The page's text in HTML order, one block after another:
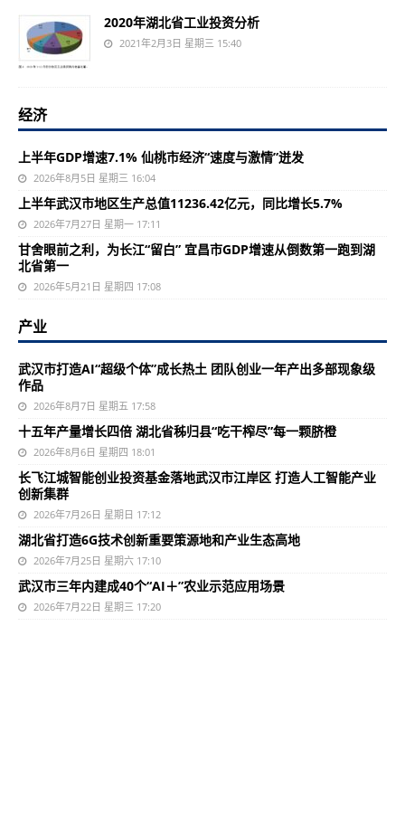
2020年湖北省工业投资分析
2021年2月3日 星期三 15:40
经济
上半年GDP增速7.1% 仙桃市经济“速度与激情”迸发
2026年8月5日 星期三 16:04
上半年武汉市地区生产总值11236.42亿元，同比增长5.7%
2026年7月27日 星期一 17:11
甘舍眼前之利，为长江“留白” 宜昌市GDP增速从倒数第一跑到湖
北省第一
2026年5月21日 星期四 17:08
产业
武汉市打造AI“超级个体”成长热土 团队创业一年产出多部现象级
作品
2026年8月7日 星期五 17:58
十五年产量增长四倍 湖北省秭归县“吃干榨尽”每一颗脐橙
2026年8月6日 星期四 18:01
长飞江城智能创业投资基金落地武汉市江岸区 打造人工智能产业
创新集群
2026年7月26日 星期日 17:12
湖北省打造6G技术创新重要策源地和产业生态高地
2026年7月25日 星期六 17:10
武汉市三年内建成40个“AI＋”农业示范应用场景
2026年7月22日 星期三 17:20